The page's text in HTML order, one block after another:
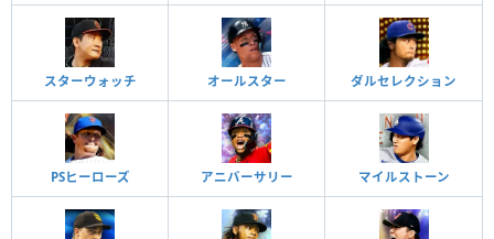
スターウォッチ オールスター ダルセレクション
PSヒーローズ アニバーサリー マイルストーン